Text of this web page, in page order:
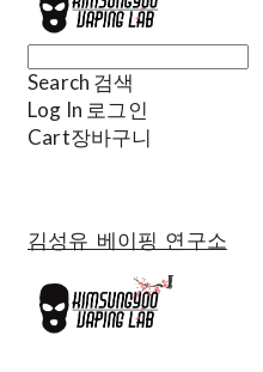
Search 검색
Log In 로그인
Cart장바구니
김성유 베이핑 연구소